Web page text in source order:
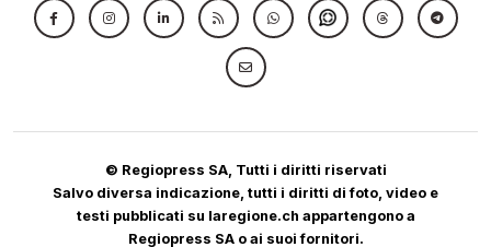
© Regiopress SA, Tutti i diritti riservati
Salvo diversa indicazione, tutti i diritti di foto, video e
testi pubblicati su laregione.ch appartengono a
Regiopress SA o ai suoi fornitori.